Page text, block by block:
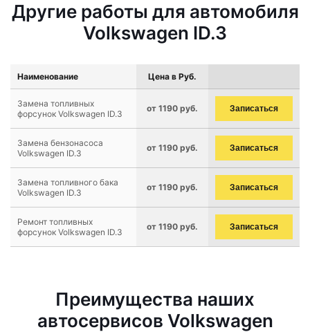
Другие работы для автомобиля
Volkswagen ID.3
Наименование Цена в Руб.
Замена топливных
форсунок Volkswagen ID.3
от 1190 руб. Записаться
Замена бензонасоса
Volkswagen ID.3
от 1190 руб. Записаться
Замена топливного бака
Volkswagen ID.3
от 1190 руб. Записаться
Ремонт топливных
форсунок Volkswagen ID.3
от 1190 руб. Записаться
Преимущества наших
автосервисов Volkswagen